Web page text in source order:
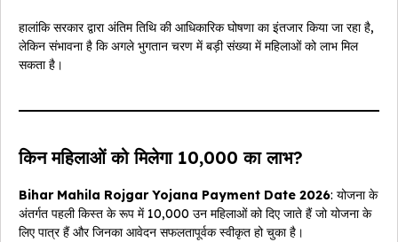
हालांकि सरकार द्वारा अंतिम तिथि की आधिकारिक घोषणा का इंतजार किया जा रहा है,
लेकिन संभावना है कि अगले भुगतान चरण में बड़ी संख्या में महिलाओं को लाभ मिल
सकता है।
किन महिलाओं को मिलेगा ₹10,000 का लाभ?
Bihar Mahila Rojgar Yojana Payment Date 2026: योजना के
अंतर्गत पहली किस्त के रूप में ₹10,000 उन महिलाओं को दिए जाते हैं जो योजना के
लिए पात्र हैं और जिनका आवेदन सफलतापूर्वक स्वीकृत हो चुका है।